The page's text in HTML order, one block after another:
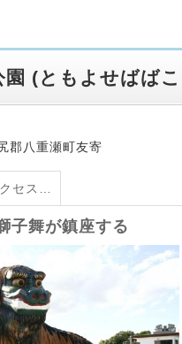
(ともよせばば
郡八重瀬町友寄
子舞が鎮座する